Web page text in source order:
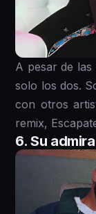
A pesar de
solo los dos.
con otros
remix,
6. Su